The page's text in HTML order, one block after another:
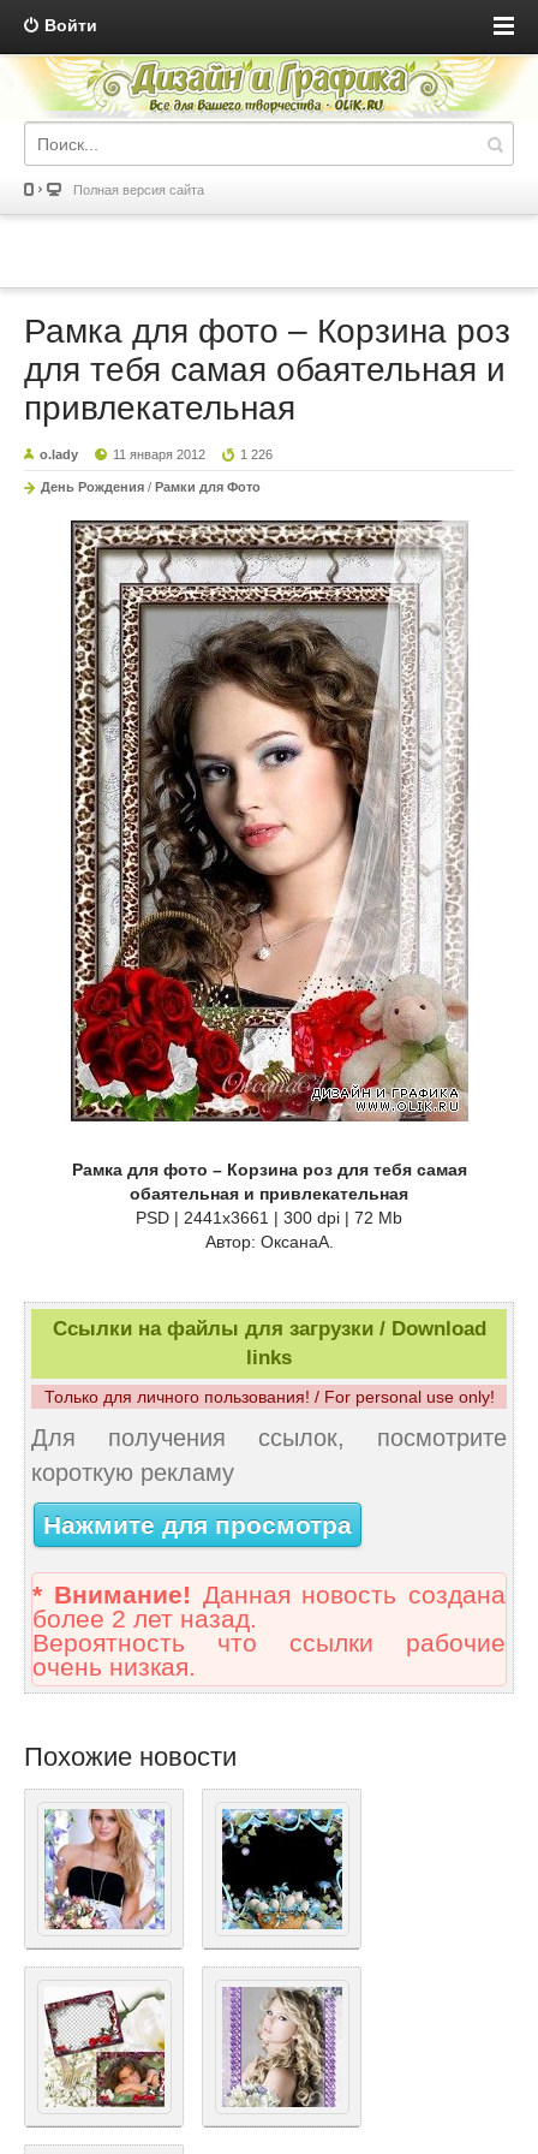
Войти
Полная версия сайта
Рамка для фото – Корзина роз
для тебя самая обаятельная и
привлекательная
o.lady 11 января 2012 1 226
День Рождения / Рамки для Фото
Рамка для фото – Корзина роз для тебя самая
обаятельная и привлекательная
PSD | 2441х3661 | 300 dpi | 72 Mb
Автор: ОксанаА.
Ссылки на файлы для загрузки / Download
links
Только для личного пользования! / For personal use only!
Для получения ссылок, посмотрите
короткую рекламу
Нажмите для просмотра
* Внимание! Данная новость создана
более 2 лет назад.
Вероятность что ссылки рабочие
очень низкая.
Похожие новости